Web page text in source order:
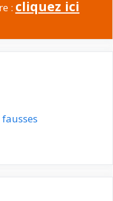
: cliquez ici